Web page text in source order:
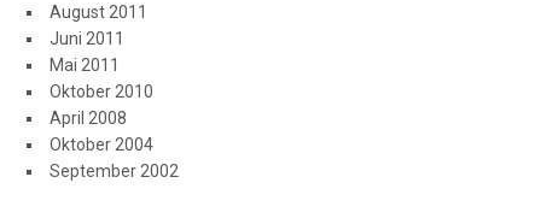
August 2011
Juni 2011
Mai 2011
Oktober 2010
April 2008
Oktober 2004
September 2002